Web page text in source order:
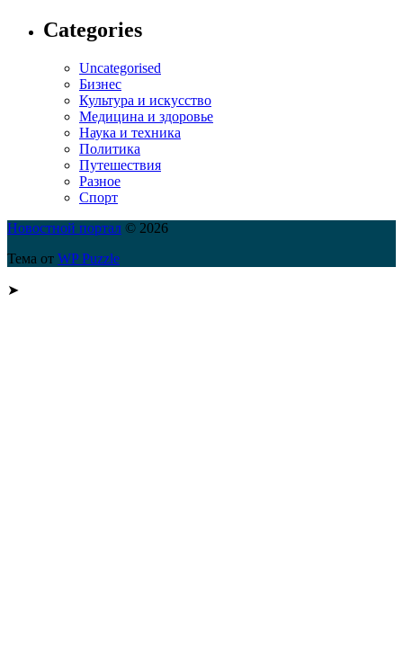
Categories
Uncategorised
Бизнес
Культура и искусство
Медицина и здоровье
Наука и техника
Политика
Путешествия
Разное
Спорт
Новостной портал © 2026
Тема от WP Puzzle
➤